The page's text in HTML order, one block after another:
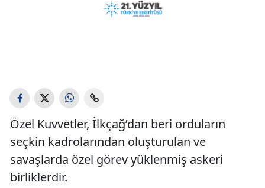
Özel Kuvvetler, İlkçağ’dan beri orduların
seçkin kadrolarından oluşturulan ve
savaşlarda özel görev yüklenmiş askeri
birliklerdir.